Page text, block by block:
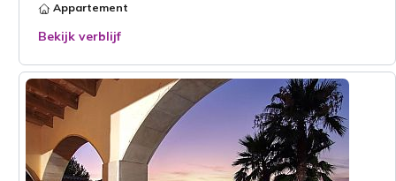
Appartement
Bekijk verblijf